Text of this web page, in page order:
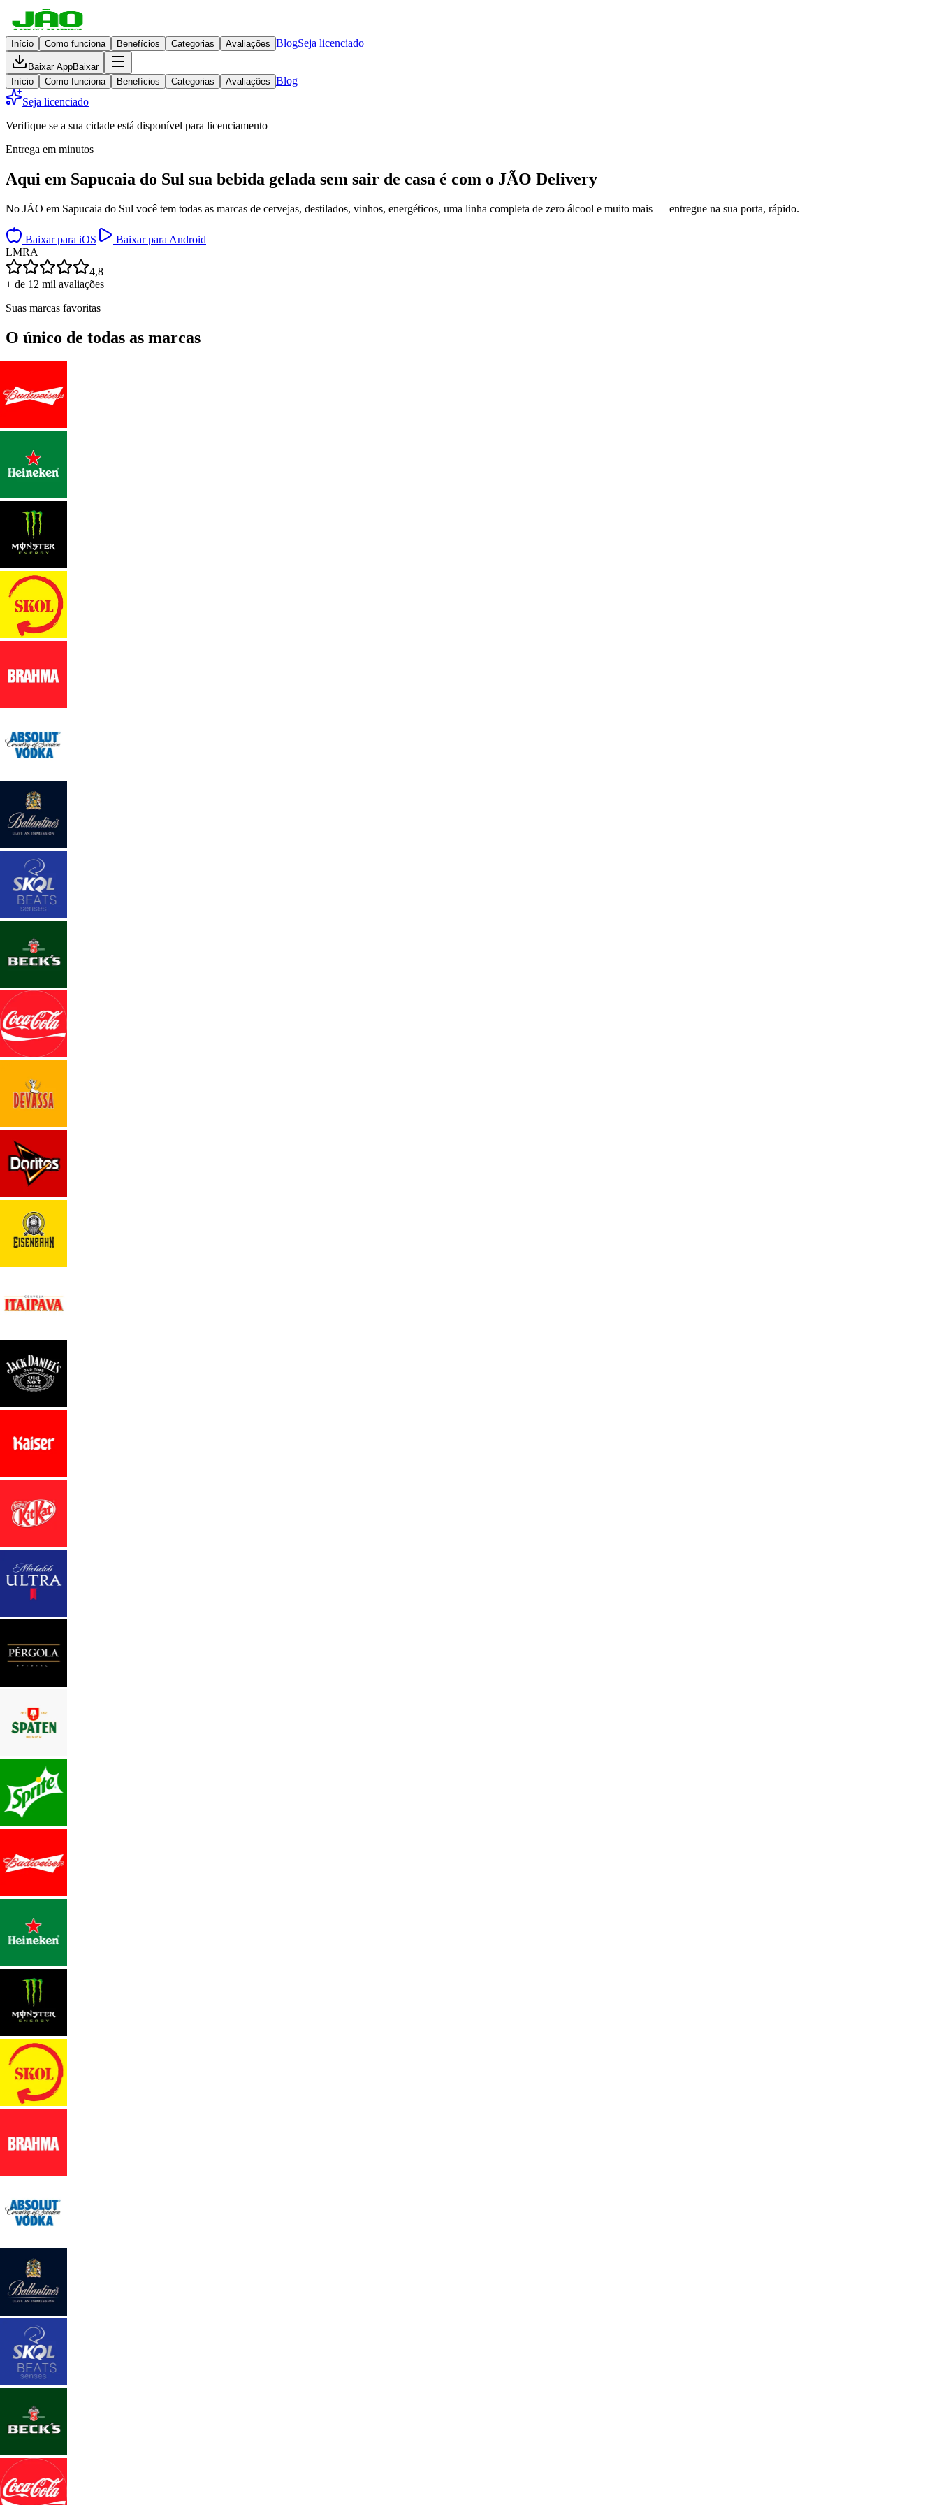
Início Como funciona Benefícios Categorias Avaliações BlogSeja licenciado
Baixar AppBaixar
Início
Como funciona Benefícios Categorias Avaliações Blog
Seja licenciado
Verifique se a sua cidade está disponível para licenciamento
Entrega em minutos
Aqui em Sapucaia do Sul sua bebida gelada sem sair de casa é com o JÃO Delivery
No JÃO em Sapucaia do Sul você tem todas as marcas de cervejas, destilados, vinhos, energéticos, uma linha completa de zero álcool e muito mais — entregue na sua porta, rápido.
Baixar para iOS
Baixar para Android
LMRA
4,8
+ de 12 mil avaliações
Suas marcas favoritas
O único de todas as marcas